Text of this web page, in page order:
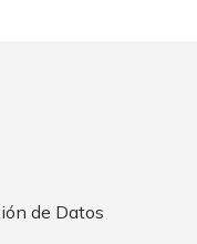
de Datos